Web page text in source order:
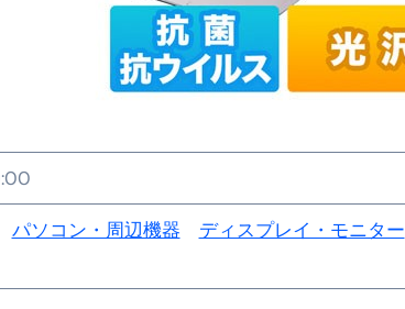
りしたビットコインに695万円も投資してる営
さなくていい場合ってありますか？#Shorts
話は怖くない！初心者でも成果を出す電話の仕方
してはダメなこと7選
よくある勘違い4選#Shorts
3選 #ダイエット
パソコン・周辺機器 ディスプレイ・モニター